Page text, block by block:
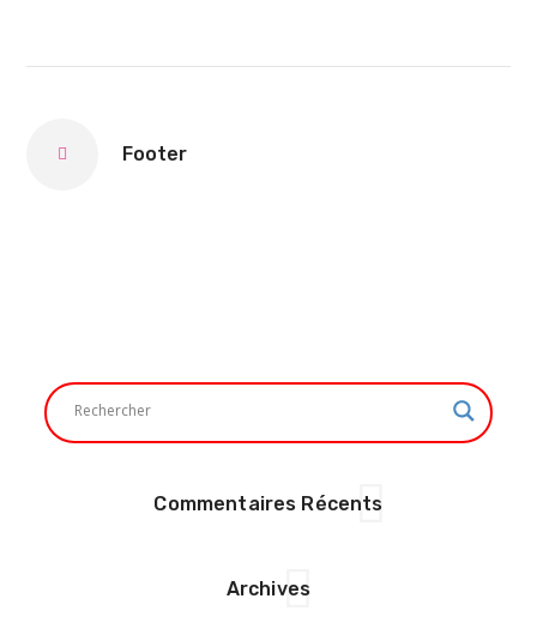
Footer
Commentaires Récents
Archives